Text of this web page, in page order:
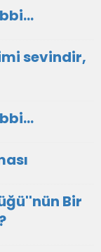
sevindir,
Bir